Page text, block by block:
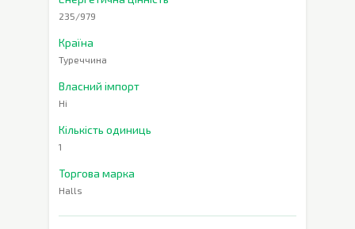
235/979
Країна
Туреччина
Власний імпорт
Ні
Кількість одиниць
1
Торгова марка
Halls